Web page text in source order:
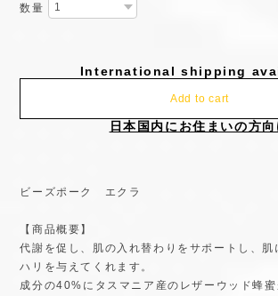
数量
International shipping
Add to cart
日本国内にお住まいの方向
ビーズポーク エクラ
【商品概要】
代謝を促し、肌の入れ替わりをサポートし、肌
ハリを与えてくれます。
成分の40%にタスマニア産のレザーウッド蜂蜜